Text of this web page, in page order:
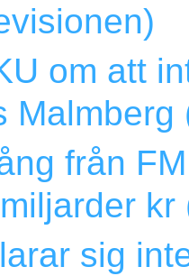
om att
från
kr
sig